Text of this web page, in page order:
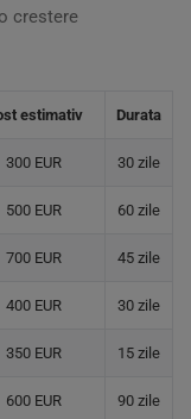
crestere
estimativ Durata
300 EUR 30 zile
500 EUR 60 zile
700 EUR 45 zile
400 EUR 30 zile
350 EUR 15 zile
600 EUR 90 zile